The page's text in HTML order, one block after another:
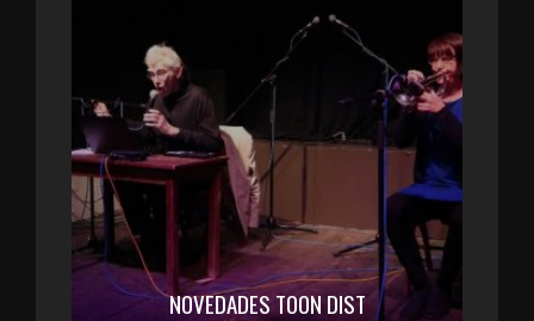
NOVEDADES TOON DIST